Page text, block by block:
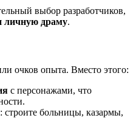
выбор разработчиков,
личную драму.
очков опыта. Вместо этого:
с персонажами, что
: строите больницы, казармы,